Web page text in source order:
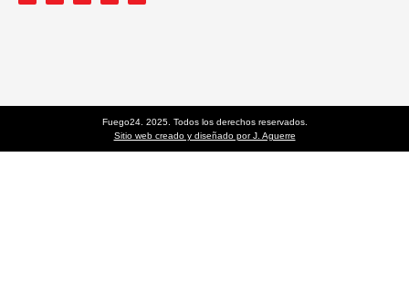
Fuego24. 2025. Todos los derechos reservados.
Sitio web creado y diseñado por J. Aguerre